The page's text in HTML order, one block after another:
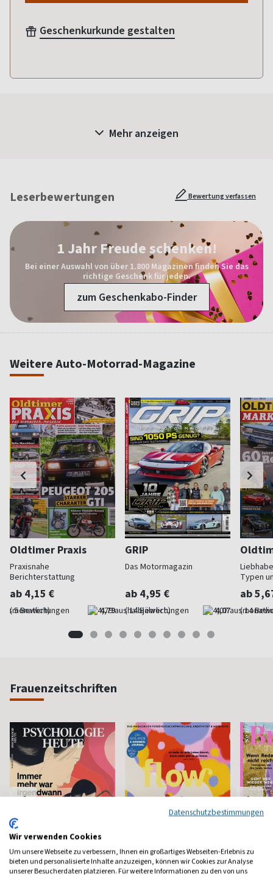
Geschenkurkunde gestalten
Mehr anzeigen
Leserbewertungen Bewertung verfassen
1 Jahr Freude schenken!
Bei einer Auswahl von über 1.800 Magazinen finden Sie das
richtige Geschenk für jeden.
zum Geschenkabo-Finder
Weitere Auto-Motorrad-Magazine
Oldtimer Praxis
Praxisnahe
Berichterstattung
ab 4,15 €
(monatlich) 4,79
GRIP
Das Motormagazin
ab 4,95 €
(halbjährlich) 4,07
Typen
ab
Frauenzeitschriften
Datenschutzbestimmungen
Wir verwenden Cookies
Um unsere Webseite zu verbessern, Ihnen ein großartiges Webseiten-Erlebnis zu
bieten und personalisierte Inhalte anzuzeigen, können wir Cookies zur Analyse
unserer Besucherdaten platzieren. Für weitere Informationen zu den von uns